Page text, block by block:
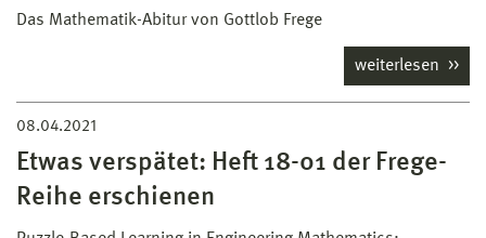
Das Mathematik-Abitur von Gottlob Frege
weiterlesen
08.04.2021
Etwas verspätet: Heft 18-01 der Frege-
Reihe erschienen